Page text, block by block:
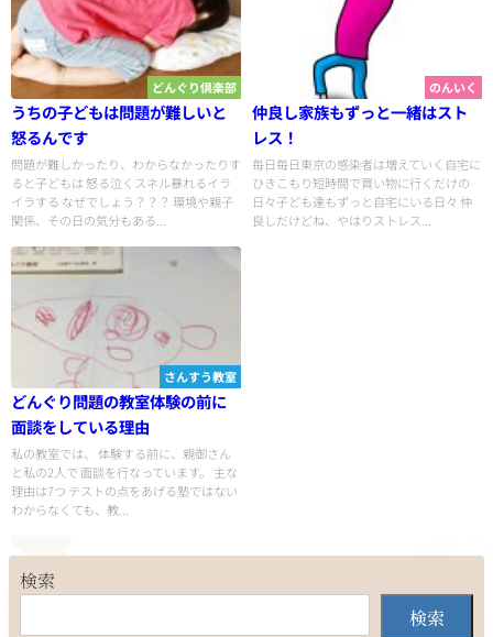
どんぐり倶楽部
うちの子どもは問題が難しいと
怒るんです
問題が難しかったり、わからなかったりす
ると子どもは 怒る泣くスネル暴れるイラ
イラする なぜでしょう？？？ 環境や親子
関係、その日の気分もある...
のんいく
仲良し家族もずっと一緒はスト
レス！
毎日毎日東京の感染者は増えていく自宅に
ひきこもり短時間で買い物に行くだけの
日々子ども達もずっと自宅にいる日々 仲
良しだけどね、やはりストレス...
さんすう教室
どんぐり問題の教室体験の前に
面談をしている理由
私の教室では、 体験する前に、親御さん
と私の2人で 面談を行なっています。 主な
理由は7つ テストの点をあげる塾ではない
わからなくても、教...
検索
検索